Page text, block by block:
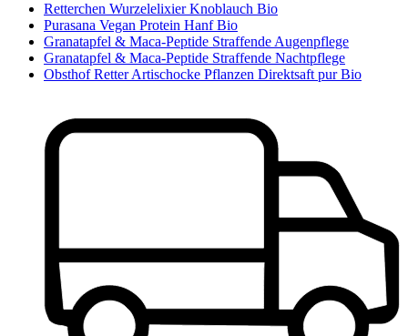
Retterchen Wurzelelixier Knoblauch Bio
Purasana Vegan Protein Hanf Bio
Granatapfel & Maca-Peptide Straffende Augenpflege
Granatapfel & Maca-Peptide Straffende Nachtpflege
Obsthof Retter Artischocke Pflanzen Direktsaft pur Bio